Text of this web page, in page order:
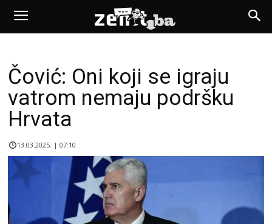
Čović: Oni koji se igraju
vatrom nemaju podršku
Hrvata
13.03.2025. | 07:10